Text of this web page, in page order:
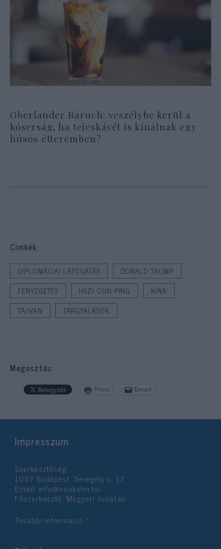
Oberlander Báruch: veszélybe kerül a
kóserság, ha tejeskávét is kínálnak egy
húsos étteremben?
Cimkék:
DIPLOMÁCIAI LÁTOGATÁS
DONALD TRUMP
FENYEGETÉS
HSZI CSIN-PING
KÍNA
TAJVAN
TÁRGYALÁSOK
Megosztás:
Print Email
Impresszum
Szerkesztőség:
1037 Budapest, Seregély u. 17.
Email: info@neokohn.hu
Főszerkesztő: Megyeri Jonatán
További információ »